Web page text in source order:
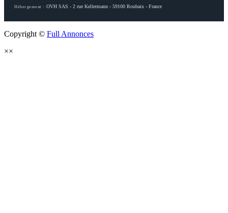
Hébergement : OVH SAS - 2 rue Kellermann - 59100 Roubaix - France
Copyright © Full Annonces
××